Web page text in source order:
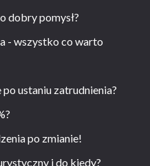
dobry pomysł?
- wszystko co warto
ustaniu zatrudnienia?
po zmianie!
i do kiedy?